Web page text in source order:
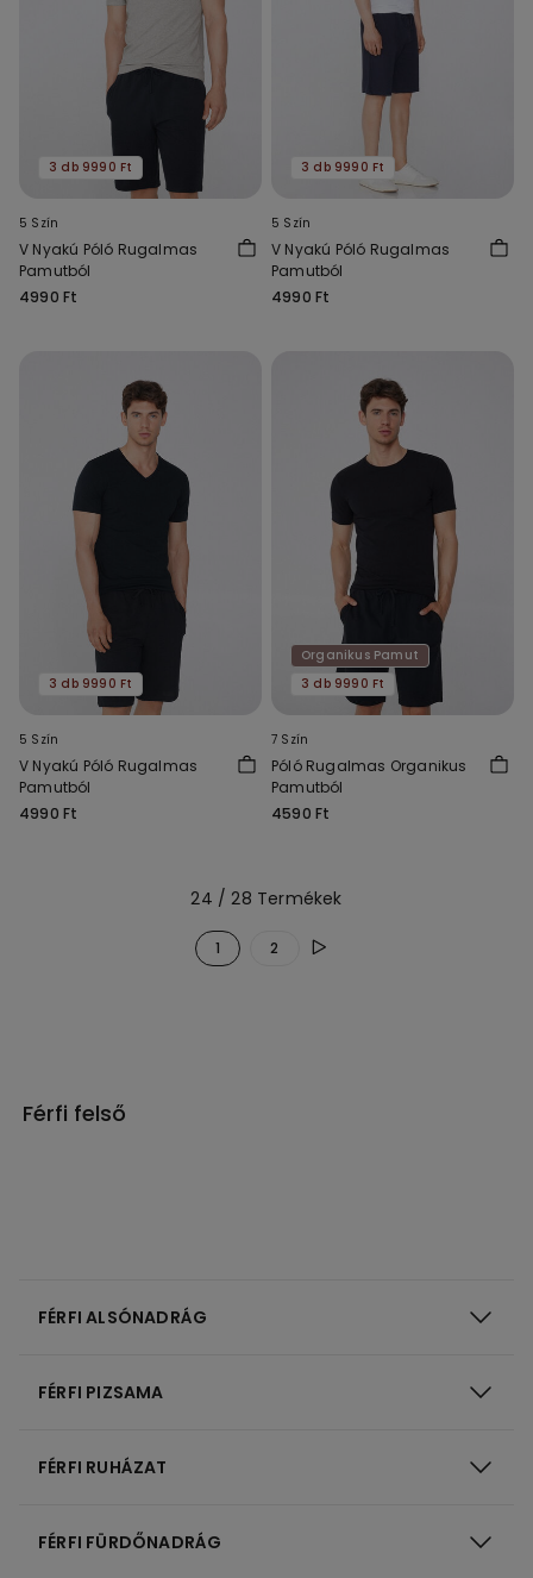
3 db 9990 Ft
5 Szín
V Nyakú Póló Rugalmas
Pamutból
4990 Ft
3 db 9990 Ft
5 Szín
V Nyakú Póló Rugalmas
Pamutból
4990 Ft
3 db 9990 Ft
5 Szín
V Nyakú Póló Rugalmas
Pamutból
4990 Ft
Organikus Pamut
3 db 9990 Ft
7 Szín
Póló Rugalmas Organikus
Pamutból
4590 Ft
24 / 28 Termékek
1 2
Férfi felső
FÉRFI ALSÓNADRÁG
FÉRFI PIZSAMA
FÉRFI RUHÁZAT
FÉRFI FÜRDŐNADRÁG